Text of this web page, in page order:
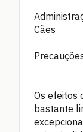
Cães
Os efeitos
bastante